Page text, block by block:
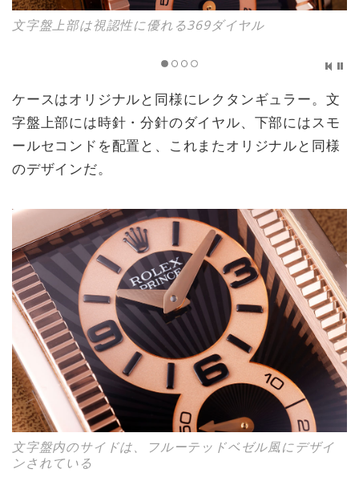
文字盤上部は視認性に優れる369ダイヤル
ケースはオリジナルと同様にレクタンギュラー。文
字盤上部には時針・分針のダイヤル、下部にはスモ
ールセコンドを配置と、これまたオリジナルと同様
のデザインだ。
文字盤内のサイドは、フルーテッドベゼル風にデザイ
ンされている